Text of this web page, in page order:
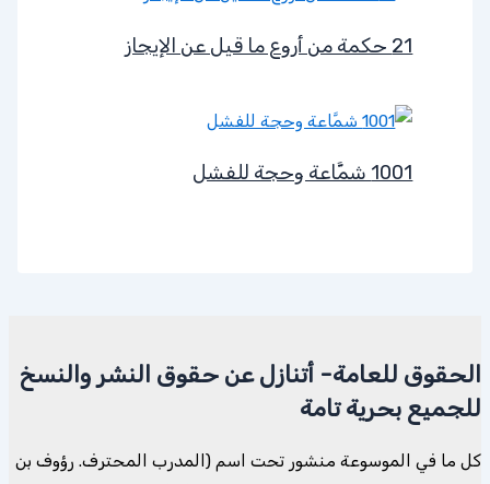
21 حكمة من أروع ما قيل عن الإيجاز
1001 شمَّاعة وحجة للفشل
الحقوق للعامة- أتنازل عن حقوق النشر والنسخ
للجميع بحرية تامة
كل ما في الموسوعة منشور تحت اسم (المدرب المحترف. رؤوف بن